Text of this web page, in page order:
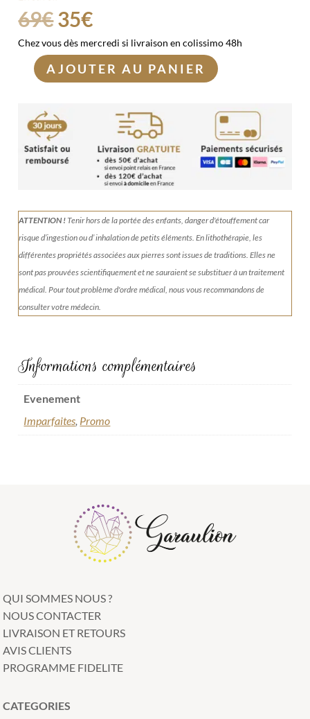
69€35€
Chez vous dès mercredi si livraison en colissimo 48h
quantité
Imparfaites
Lot
n°2
AJOUTER AU PANIER
ATTENTION !Tenirhors de la portée des enfants, danger d'étouffement car
risque d’ingestion ou d’ inhalation de petits éléments.En lithothérapie, les
différentes propriétés associées aux pierres sont issues de traditions. Elles ne
sont pas prouvées scientifiquement et ne sauraient se substituer à un traitement
médical. Pour tout problème d'ordre médical, nous vous recommandons de
consulter votre médecin.
Informations complémentaires
Evenement
Imparfaites, Promo
QUI SOMMES NOUS ?
NOUS CONTACTER
LIVRAISON ET RETOURS
AVIS CLIENTS
PROGRAMME FIDELITE
CATEGORIES